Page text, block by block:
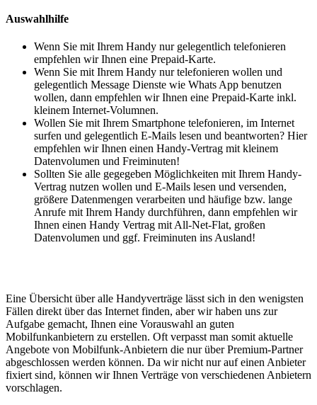
Auswahlhilfe
Wenn Sie mit Ihrem Handy nur gelegentlich telefonieren
empfehlen wir Ihnen eine Prepaid-Karte.
Wenn Sie mit Ihrem Handy nur telefonieren wollen und
gelegentlich Message Dienste wie Whats App benutzen
wollen, dann empfehlen wir Ihnen eine Prepaid-Karte inkl.
kleinem Internet-Volumnen.
Wollen Sie mit Ihrem Smartphone telefonieren, im Internet
surfen und gelegentlich E-Mails lesen und beantworten? Hier
empfehlen wir Ihnen einen Handy-Vertrag mit kleinem
Datenvolumen und Freiminuten!
Sollten Sie alle gegegeben Möglichkeiten mit Ihrem Handy-
Vertrag nutzen wollen und E-Mails lesen und versenden,
größere Datenmengen verarbeiten und häufige bzw. lange
Anrufe mit Ihrem Handy durchführen, dann empfehlen wir
Ihnen einen Handy Vertrag mit All-Net-Flat, großen
Datenvolumen und ggf. Freiminuten ins Ausland!
Eine Übersicht über alle Handyverträge lässt sich in den wenigsten
Fällen direkt über das Internet finden, aber wir haben uns zur
Aufgabe gemacht, Ihnen eine Vorauswahl an guten
Mobilfunkanbietern zu erstellen. Oft verpasst man somit aktuelle
Angebote von Mobilfunk-Anbietern die nur über Premium-Partner
abgeschlossen werden können. Da wir nicht nur auf einen Anbieter
fixiert sind, können wir Ihnen Verträge von verschiedenen Anbietern
vorschlagen.